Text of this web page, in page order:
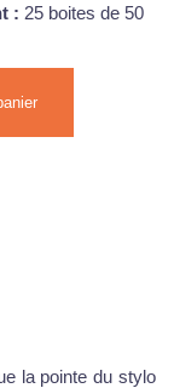
: 25 boites de 50
la pointe du stylo